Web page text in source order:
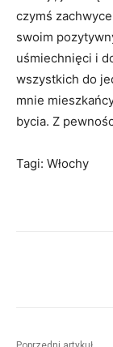
czymś
swoim
uśmiechnięci i
wszystkich do
mnie
bycia. Z
Tagi: Włochy